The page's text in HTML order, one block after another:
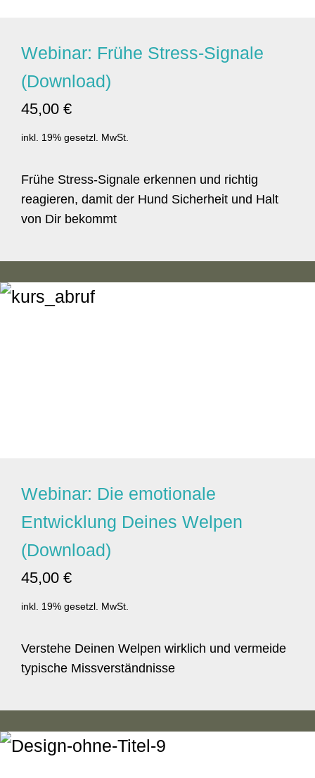
Webinar: Frühe Stress-Signale
(Download)
45,00 €
inkl. 19% gesetzl. MwSt.
Frühe Stress-Signale erkennen und richtig
reagieren, damit der Hund Sicherheit und Halt
von Dir bekommt
Webinar: Die emotionale
Entwicklung Deines Welpen
(Download)
45,00 €
inkl. 19% gesetzl. MwSt.
Verstehe Deinen Welpen wirklich und vermeide
typische Missverständnisse